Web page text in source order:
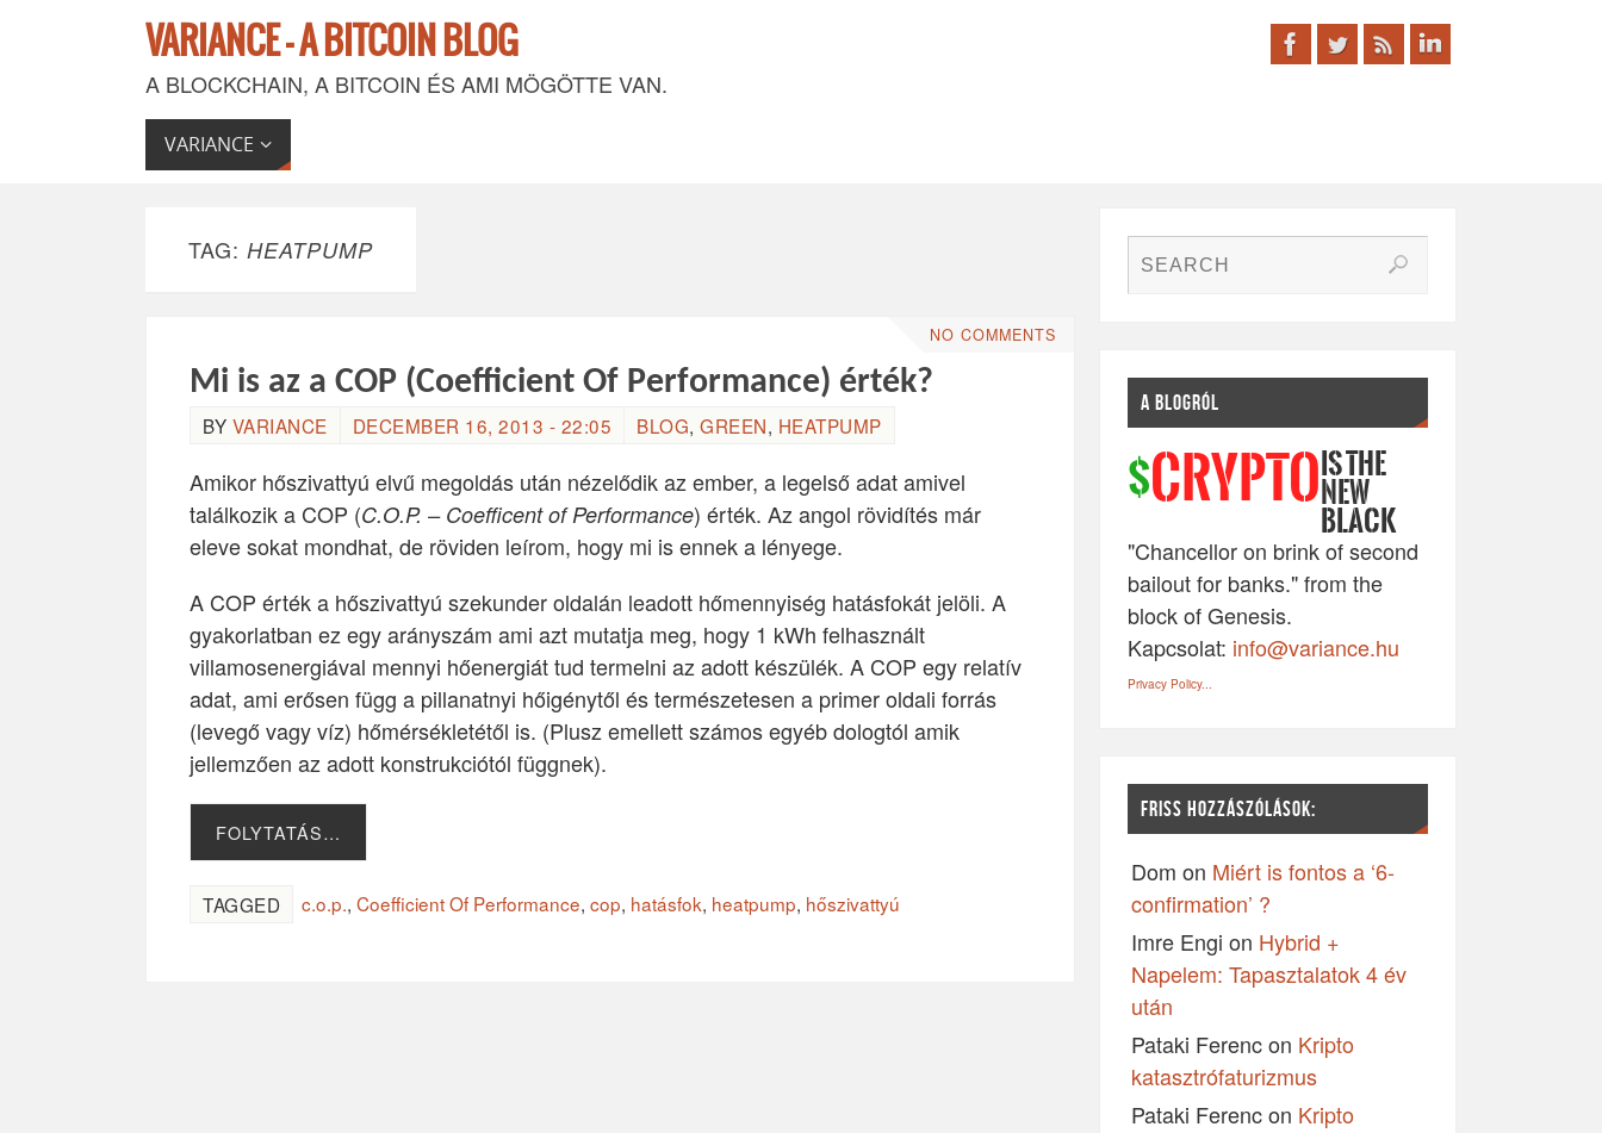
VARIANCE - A BITCOIN BLOG
A BLOCKCHAIN, A BITCOIN ÉS AMI MÖGÖTTE VAN.
VARIANCE
TAG: HEATPUMP
NO COMMENTS
Mi is az a COP (Coefficient Of Performance) érték?
BY VARIANCE DECEMBER 16, 2013 - 22:05 BLOG, GREEN, HEATPUMP
Amikor hőszivattyú elvű megoldás után nézelődik az ember, a legelső adat amivel
találkozik a COP (C.O.P. – Coefficent of Performance) érték. Az angol rövidítés már
eleve sokat mondhat, de röviden leírom, hogy mi is ennek a lényege.
A COP érték a hőszivattyú szekunder oldalán leadott hőmennyiség hatásfokát jelöli. A
gyakorlatban ez egy arányszám ami azt mutatja meg, hogy 1 kWh felhasznált
villamosenergiával mennyi hőenergiát tud termelni az adott készülék. A COP egy relatív
adat, ami erősen függ a pillanatnyi hőigénytől és természetesen a primer oldali forrás
(levegő vagy víz) hőmérsékletétől is. (Plusz emellett számos egyéb dologtól amik
jellemzően az adott konstrukciótól függnek).
FOLYTATÁS…
TAGGED c.o.p., Coefficient Of Performance, cop, hatásfok, heatpump, hőszivattyú
A BLOGRÓL
$CRYPTO IS THE
NEW
BLACK
"Chancellor on brink of second
bailout for banks." from the
block of Genesis.
Kapcsolat: info@variance.hu
Privacy Policy...
FRISS HOZZÁSZÓLÁSOK:
Dom on Miért is fontos a ‘6-
confirmation’ ?
Imre Engi on Hybrid +
Napelem: Tapasztalatok 4 év
után
Pataki Ferencon Kripto
katasztrófaturizmus
Pataki Ferencon Kripto